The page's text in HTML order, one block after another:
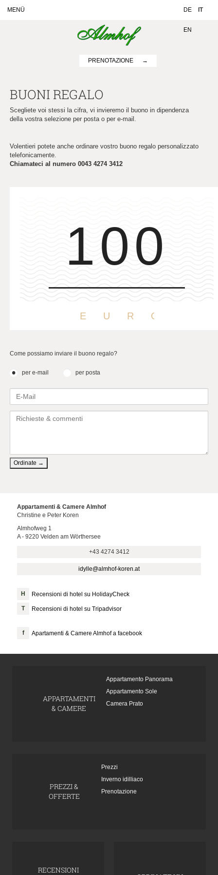
MENÜ DE IT
EN
PRENOTAZIONE
BUONI REGALO
Scegliete voi stessi la cifra, vi invieremo il buono in dipendenza
della vostra selezione per posta o per e-mail.
Volentieri potete anche ordinare vostro buono regalo personalizzato
telefonicamente.
Chiamateci al numero 0043 4274 3412
Come possiamo inviare il buono regalo?
per e-mail per posta
Ordinate →
Appartamenti & Camere Almhof
Christine e Peter Koren
Almhofweg 1
A - 9220 Velden am Wörthersee
+43 4274 3412
idylle@almhof-koren.at
Recensioni di hotel su HolidayCheck
Recensioni di hotel su Tripadvisor
Apartamenti & Camere Almhof a facebook
APPARTAMENTI
& CAMERE
Appartamento Panorama
Appartamento Sole
Camera Prato
PREZZI &
OFFERTE
Prezzi
Inverno idilliaco
Prenotazione
RECENSIONI